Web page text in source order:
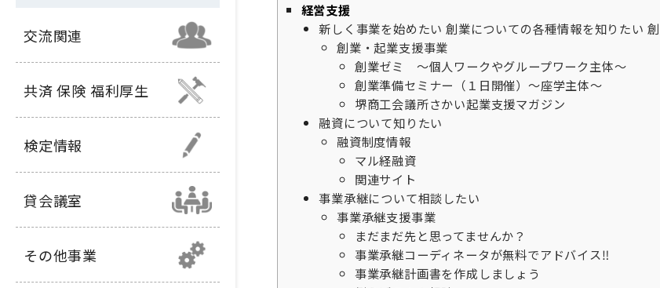
交流関連
共済 保険 福利厚生
検定情報
貸会議室
その他事業
経営支援
新しく事業を始めたい 創業についての各種情報を知りたい
創業・起業支援事業
創業ゼミ ～個人ワークやグループワーク主体～
創業準備セミナー（１日開催）～座学主体～
堺商工会議所さかい起業支援マガジン
融資について知りたい
融資制度情報
マル経融資
関連サイト
事業承継について相談したい
事業承継支援事業
まだまだ先と思ってませんか？
事業承継コーディネータが無料でアドバイス‼︎
事業承継計画書を作成しましょう